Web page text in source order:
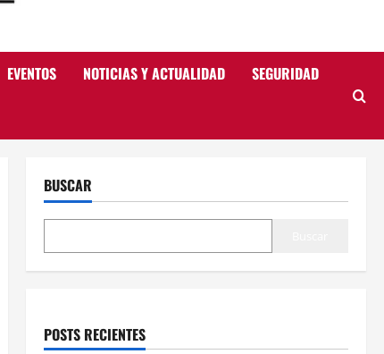
EVENTOS NOTICIAS Y ACTUALIDAD SEGURIDAD
BUSCAR
POSTS RECIENTES